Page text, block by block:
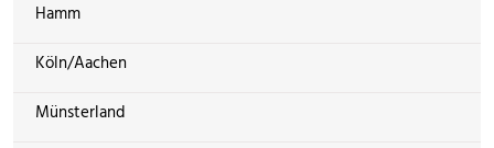
Hamm
Köln/Aachen
Münsterland